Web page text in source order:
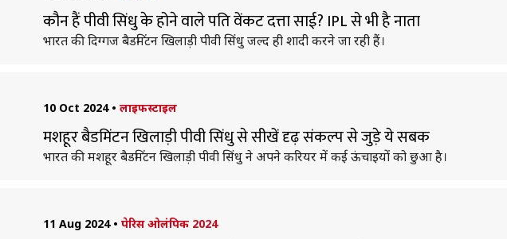
कौन हैं पीवी सिंधु के होने वाले पति वेंकट दत्ता साई? IPL से भी है नाता
भारत की दिग्गज बैडमिंटन खिलाड़ी पीवी सिंधु जल्द ही शादी करने जा रही हैं।
10 Oct 2024 • लाइफस्टाइल
मशहूर बैडमिंटन खिलाड़ी पीवी सिंधु से सीखें दृढ़ संकल्प से जुड़े ये सबक
भारत की मशहूर बैडमिंटन खिलाड़ी पीवी सिंधु ने अपने करियर में कई ऊंचाइयों को छुआ है।
11 Aug 2024 • पेरिस ओलंपिक 2024